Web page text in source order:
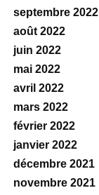
septembre 2022
août 2022
juin 2022
mai 2022
avril 2022
mars 2022
février 2022
janvier 2022
décembre 2021
novembre 2021